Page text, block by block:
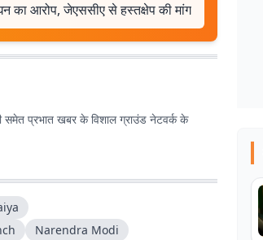
का आरोप, जेएससीए से हस्तक्षेप की मांग
प्रभात खबर के विशाल ग्राउंड नेटवर्क के
Narendra Modi